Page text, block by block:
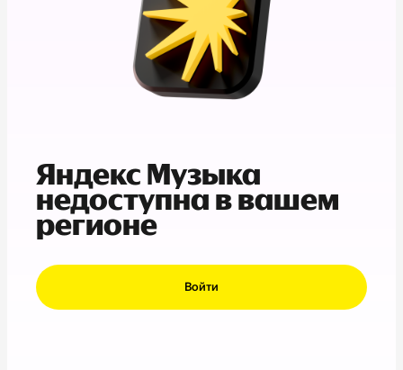
Яндекс Музыка
недоступна в вашем
регионе
Войти